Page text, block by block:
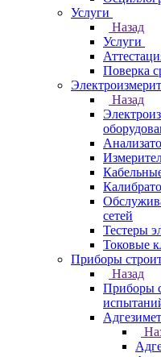
Услуги
Назад
Услуги
Поверка
Назад
сетей
Тестеры
Токовые
Приборы
Назад
Приборы